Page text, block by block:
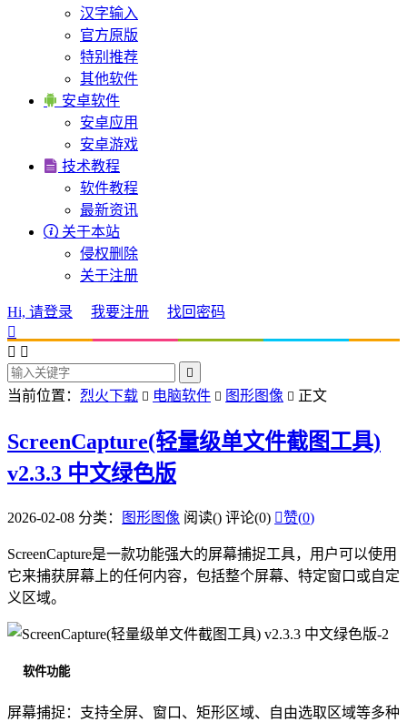
汉字输入
官方原版
特别推荐
其他软件
 安卓软件
安卓应用
安卓游戏
 技术教程
软件教程
最新资讯
 关于本站
侵权删除
关于注册
Hi, 请登录 我要注册
找回密码

 

当前位置： 烈火下载  电脑软件  图形图像  正文
ScreenCapture(轻量级单文件截图工具)
v2.3.3 中文绿色版
2026-02-08 分类： 图形图像 阅读() 评论(0) 赞(0)
ScreenCapture是一款功能强大的屏幕捕捉工具，用户可以使用
它来捕获屏幕上的任何内容，包括整个屏幕、特定窗口或自定
义区域。
软件功能
屏幕捕捉：支持全屏、窗口、矩形区域、自由选取区域等多种